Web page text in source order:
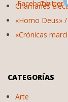
Chamanes
«Homo Deus»
«Crónicas
CATEGORÍAS
Arte